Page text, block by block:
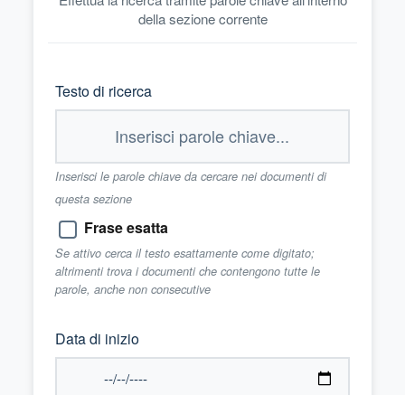
della sezione corrente
Testo di ricerca
Inserisci le parole chiave da cercare nei documenti di
questa sezione
Frase esatta
Se attivo cerca il testo esattamente come digitato;
altrimenti trova i documenti che contengono tutte le
parole, anche non consecutive
Data di inizio